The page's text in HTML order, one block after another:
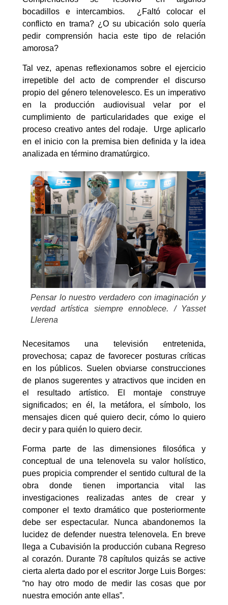
bocadillos e intercambios. ¿Faltó colocar el
conflicto en trama? ¿O su ubicación solo quería
pedir comprensión hacia este tipo de relación
amorosa?
Tal vez, apenas reflexionamos sobre el ejercicio
irrepetible del acto de comprender el discurso
propio del género telenovelesco. Es un imperativo
en la producción audiovisual velar por el
cumplimiento de particularidades que exige el
proceso creativo antes del rodaje. Urge aplicarlo
en el inicio con la premisa bien definida y la idea
analizada en término dramatúrgico.
Pensar lo nuestro verdadero con imaginación y
verdad artística siempre ennoblece. / Yasset
Llerena
Necesitamos una televisión entretenida,
provechosa; capaz de favorecer posturas críticas
en los públicos. Suelen obviarse construcciones
de planos sugerentes y atractivos que inciden en
el resultado artístico. El montaje construye
significados; en él, la metáfora, el símbolo, los
mensajes dicen qué quiero decir, cómo lo quiero
decir y para quién lo quiero decir.
Forma parte de las dimensiones filosófica y
conceptual de una telenovela su valor holístico,
pues propicia comprender el sentido cultural de la
obra donde tienen importancia vital las
investigaciones realizadas antes de crear y
componer el texto dramático que posteriormente
debe ser espectacular. Nunca abandonemos la
lucidez de defender nuestra telenovela. En breve
llega a Cubavisión la producción cubana Regreso
al corazón. Durante 78 capítulos quizás se active
cierta alerta dado por el escritor Jorge Luis Borges:
“no hay otro modo de medir las cosas que por
nuestra emoción ante ellas”.